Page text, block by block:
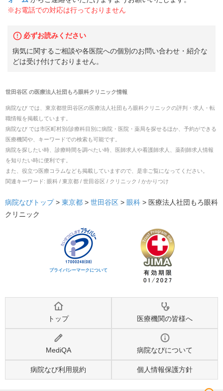
※お電話での対応は行っておりません
必ずお読みください
病気に関するご相談や各医院への個別のお問い合わせ・紹介な
どは受け付けておりません。
世田谷区の医療法人社団もろ眼科クリニック情報
病院なび では、 東京都世田谷区の医療法人社団もろ眼科クリニックの評判・求人・転
職情報を掲載しています。
病院なび では市区町村別/診療科目別に病院・医院・薬局を探せるほか、予約ができる
医療機関や、キーワードでの検索も可能です。
病院を探したい時、診療時間を調べたい時、医師求人や看護師求人、薬剤師求人情報
を知りたい時に便利です。
また、役立つ医療コラムなども掲載していますので、是非ご覧になってください。
関連キーワード: 眼科 / 東京都 / 世田谷区 / クリニック / かかりつけ
病院なびトップ > 東京都 > 世田谷区 > 眼科 > 医療法人社団もろ眼科
クリニック
プライバシーマークについて
トップ 医療機関の皆様へ
MediQA 病院なびについて
病院なび利用規約 個人情報保護方針